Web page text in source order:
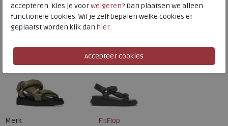
Altijd retourneren, binnen 1 werkdag terugbetaald
Merk
FitFlop
accepteren. Kies je voorweigeren? Dan plaatsen we alleen
functionele cookies. Wil je zelf bepalen welke cookies er
geplaatst worden klik dan hier.